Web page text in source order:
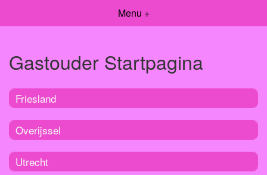
Menu +
Gastouder Startpagina
Friesland
Overijssel
Utrecht